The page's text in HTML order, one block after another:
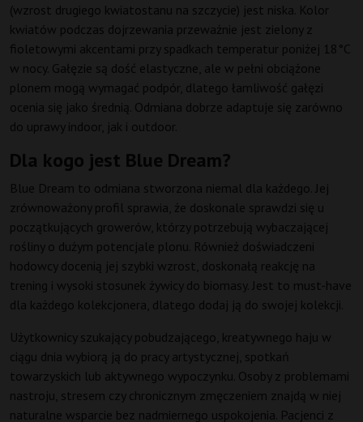
(wzrost drugiego kwiatostanu na szczycie) jest niska. Kolor
kwiatów podczas dojrzewania przeważnie jest zielony z
fioletowymi akcentami przy spadkach temperatur poniżej 18°C
w nocy. Gałęzie są dość elastyczne, ale w pełni obciążone
plonem mogą wymagać podpór, dlatego łamliwość gałęzi
ocenia się jako średnią. Odmiana dobrze adaptuje się zarówno
do uprawy indoor, jak i outdoor.
Dla kogo jest Blue Dream?
Blue Dream to odmiana stworzona niemal dla każdego. Jej
zrównoważony profil sprawia, że doskonale sprawdzi się u
początkujących growerów, którzy potrzebują wybaczającej
rośliny o dużym potencjale plonu. Również doświadczeni
hodowcy docenią jej szybki wzrost, doskonałą reakcję na
trening i wysoki stosunek żywicy do biomasy. Jest to must-have
dla każdego kolekcjonera, dlatego dodaj ją do swojej kolekcji.
Użytkownicy szukający pobudzającego, kreatywnego haju w
ciągu dnia wybiorą ją do pracy artystycznej, spotkań
towarzyskich lub aktywnego wypoczynku. Osoby z problemami
nastroju, stresem czy chronicznym zmęczeniem znajdą w niej
naturalne wsparcie bez nadmiernego uspokojenia. Pacjenci z